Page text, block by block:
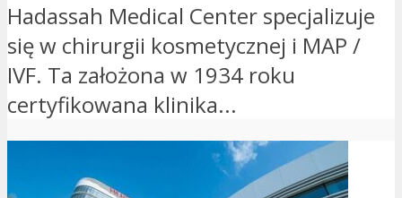
Hadassah Medical Center specjalizuje
się w chirurgii kosmetycznej i MAP /
IVF. Ta założona w 1934 roku
certyfikowana klinika...